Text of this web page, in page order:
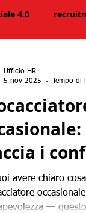
4.0
del lavoro
i
per
avere chiaro
—
Ufficio HR
5 nov 2025
Tempo